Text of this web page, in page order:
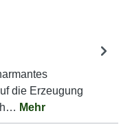
die Erzeugung
h… Mehr